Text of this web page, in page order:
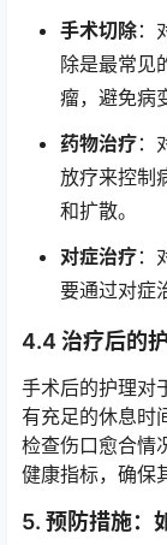
手术切除：
除是最常见
瘤，避免病
药物治疗：
放疗来控制
和扩散。
对症治疗：
要通过对症
4.4 治疗后的
手术后的护理对
有充足的休息时
检查伤口愈合情
健康指标，确保
5. 预防措施：